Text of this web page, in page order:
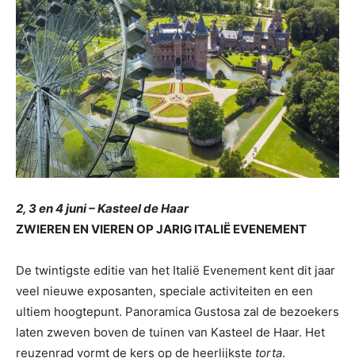
2, 3 en 4 juni – Kasteel de Haar
ZWIEREN EN VIEREN OP JARIG ITALIË EVENEMENT
De twintigste editie van het Italië Evenement kent dit jaar
veel nieuwe exposanten, speciale activiteiten en een
ultiem hoogtepunt. Panoramica Gustosa zal de bezoekers
laten zweven boven de tuinen van Kasteel de Haar. Het
reuzenrad vormt de kers op de heerlijkste torta.